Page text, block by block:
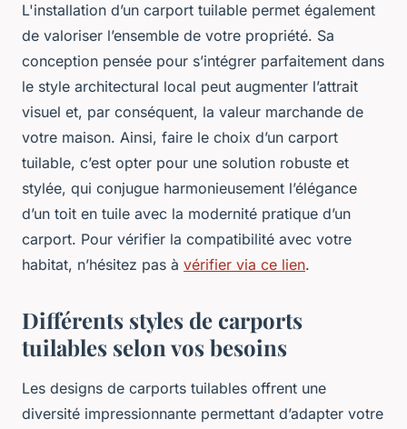
L'installation d’un carport tuilable permet également
de valoriser l’ensemble de votre propriété. Sa
conception pensée pour s’intégrer parfaitement dans
le style architectural local peut augmenter l’attrait
visuel et, par conséquent, la valeur marchande de
votre maison. Ainsi, faire le choix d’un carport
tuilable, c’est opter pour une solution robuste et
stylée, qui conjugue harmonieusement l’élégance
d’un toit en tuile avec la modernité pratique d’un
carport. Pour vérifier la compatibilité avec votre
habitat, n’hésitez pas à vérifier via ce lien.
Différents styles de carports
tuilables selon vos besoins
Les designs de carports tuilables offrent une
diversité impressionnante permettant d’adapter votre